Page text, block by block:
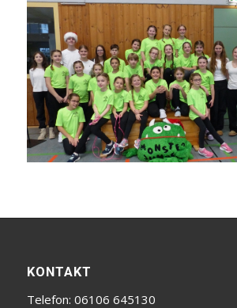
KONTAKT
Telefon: 06106 645130